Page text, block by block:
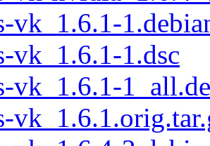
vk_1.6.1-
vk_1.6.1-1.dsc
vk_1.6.1-